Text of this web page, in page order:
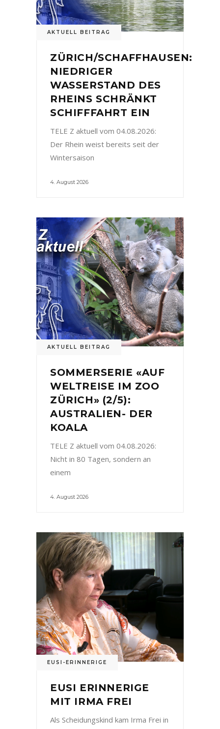
AKTUELL BEITRAG
ZÜRICH/SCHAFFHAUSEN:
NIEDRIGER
WASSERSTAND DES
RHEINS SCHRÄNKT
SCHIFFFAHRT EIN
TELE Z aktuell vom 04.08.2026:
Der Rhein weist bereits seit der
Wintersaison
4. August 2026
AKTUELL BEITRAG
SOMMERSERIE «AUF
WELTREISE IM ZOO
ZÜRICH» (2/5):
AUSTRALIEN- DER
KOALA
TELE Z aktuell vom 04.08.2026:
Nicht in 80 Tagen, sondern an
einem
4. August 2026
EUSI-ERINNERIGE
EUSI ERINNERIGE
MIT IRMA FREI
Als Scheidungskind kam Irma Frei in